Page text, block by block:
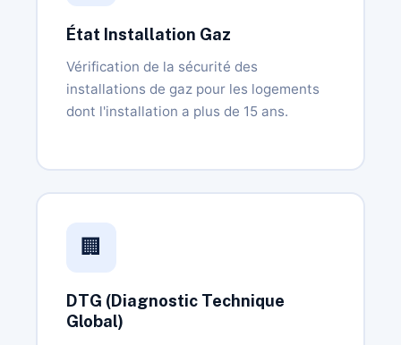
État Installation Gaz
Vérification de la sécurité des
installations de gaz pour les logements
dont l'installation a plus de 15 ans.
🏢
DTG (Diagnostic Technique
Global)